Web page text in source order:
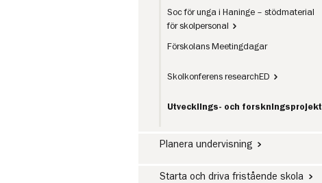
Soc för unga i Haninge – stödmaterial
för skolpersonal
Förskolans Meetingdagar
Skolkonferens researchED
Utvecklings- och forskningsprojekt
Planera undervisning
Starta och driva fristående skola